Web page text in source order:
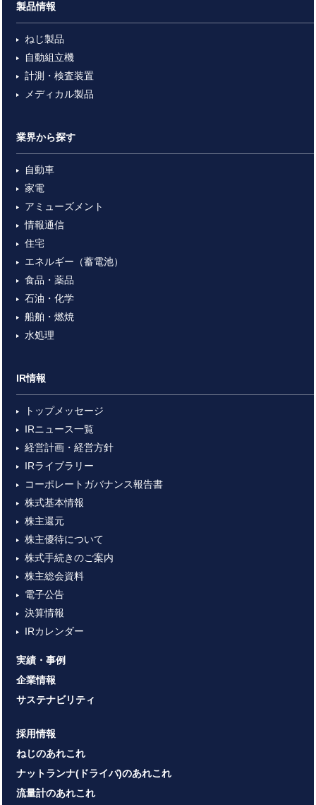
製品情報
ねじ製品
自動組立機
計測・検査装置
メディカル製品
業界から探す
自動車
家電
アミューズメント
情報通信
住宅
エネルギー（蓄電池）
食品・薬品
石油・化学
船舶・燃焼
水処理
IR情報
トップメッセージ
IRニュース一覧
経営計画・経営方針
IRライブラリー
コーポレートガバナンス報告書
株式基本情報
株主還元
株主優待について
株式手続きのご案内
株主総会資料
電子公告
決算情報
IRカレンダー
実績・事例
企業情報
サステナビリティ
採用情報
ねじのあれこれ
ナットランナ(ドライバ)のあれこれ
流量計のあれこれ